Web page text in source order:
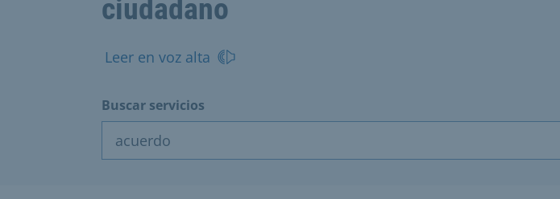
ciudadano
Leer en voz alta
Buscar servicios